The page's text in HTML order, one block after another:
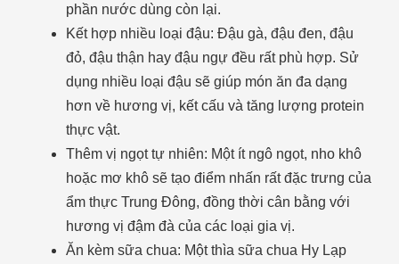
phần nước dùng còn lại.
Kết hợp nhiều loại đậu: Đậu gà, đậu đen, đậu
đỏ, đậu thận hay đậu ngự đều rất phù hợp. Sử
dụng nhiều loại đậu sẽ giúp món ăn đa dạng
hơn về hương vị, kết cấu và tăng lượng protein
thực vật.
Thêm vị ngọt tự nhiên: Một ít ngô ngọt, nho khô
hoặc mơ khô sẽ tạo điểm nhấn rất đặc trưng của
ẩm thực Trung Đông, đồng thời cân bằng với
hương vị đậm đà của các loại gia vị.
Ăn kèm sữa chua: Một thìa sữa chua Hy Lạp